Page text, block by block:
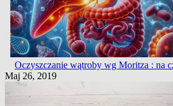
Oczyszczanie wątroby wg Moritza : na
Maj 26, 2019